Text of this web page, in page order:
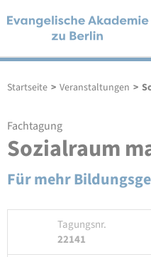
Startseite > Veranstaltungen >
Fachtagung
Sozialraum
Für mehr
Tagungsnr.
22141